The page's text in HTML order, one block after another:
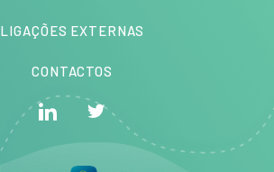
LIGAÇÕES EXTERNAS
CONTACTOS